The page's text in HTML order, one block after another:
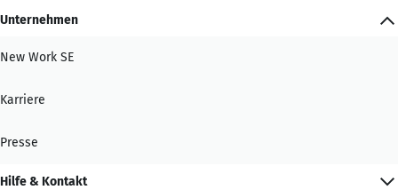
Unternehmen
New Work SE
Karriere
Presse
Hilfe & Kontakt